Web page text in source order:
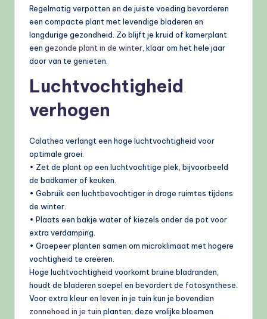
Regelmatig verpotten en de juiste voeding bevorderen
een compacte plant met levendige bladeren en
langdurige gezondheid. Zo blijft je kruid of kamerplant
een gezonde plant in de winter , klaar om het hele jaar
door van te genieten.
Luchtvochtigheid
verhogen
Calathea verlangt een hoge luchtvochtigheid voor
optimale groei.
• Zet de plant op een luchtvochtige plek, bijvoorbeeld
de badkamer of keuken.
• Gebruik een luchtbevochtiger in droge ruimtes tijdens
de winter.
• Plaats een bakje water of kiezels onder de pot voor
extra verdamping.
• Groepeer planten samen om microklimaat met hogere
vochtigheid te creëren.
Hoge luchtvochtigheid voorkomt bruine bladranden,
houdt de bladeren soepel en bevordert de fotosynthese.
Voor extra kleur en leven in je tuin kun je bovendien
zonnehoed in je tuin planten; deze vrolijke bloemen